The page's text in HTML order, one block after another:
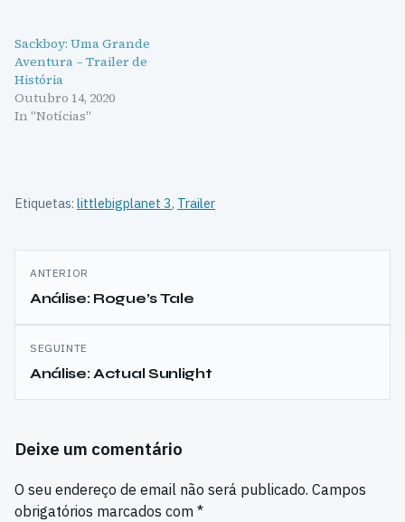
Sackboy: Uma Grande
Aventura – Trailer de
História
Outubro 14, 2020
In "Notícias"
Etiquetas: littlebigplanet 3, Trailer
Navegação
de
artigos
ANTERIOR
Análise: Rogue’s Tale
SEGUINTE
Análise: Actual Sunlight
Deixe um comentário
O seu endereço de email não será publicado. Campos
obrigatórios marcados com *